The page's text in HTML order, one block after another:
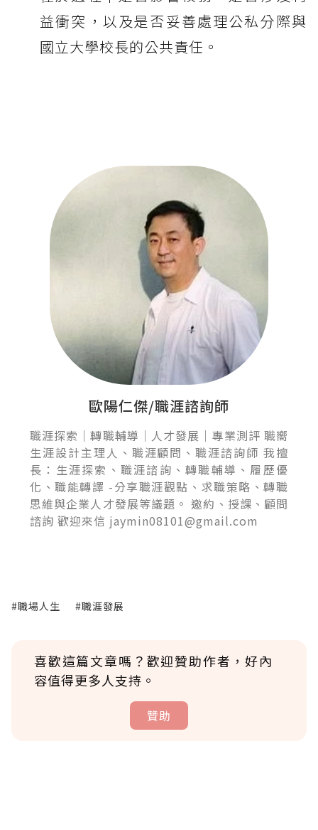
益衝突，以及是否妥善處理公私分際與
國立大學校長的公共責任。
歐陽仁傑/職涯諮詢師
職涯探索｜轉職輔導｜人才發展｜專業測評 職嚮
生涯設計主理人、職涯顧問、職涯諮詢師 我擅
長：生涯探索、職涯諮詢、轉職輔導、履歷優
化、職能轉譯 -分享職涯觀點、求職策略、轉職
思維與企業人才發展等議題。 邀約、授課、顧問
諮詢 歡迎來信 jaymin08101@gmail.com
#職場人生 #職涯發展
喜歡這篇文章嗎？歡迎贊助作者，好內
容值得更多人支持。
贊助